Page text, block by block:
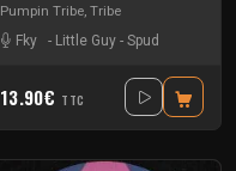
Pumpin Tribe, Tribe
Fky
- Little Guy - Spud
13.90€ TTC